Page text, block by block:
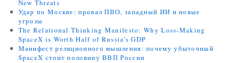
New Threats
Удар по Москве: провал ПВО, западный ИИ и новые
угрозы
The Relational Thinking Manifesto: Why Loss-Making
SpaceX is Worth Half of Russia’s GDP
Манифест реляционного мышления: почему убыточный
SpaceX стоит половину ВВП России